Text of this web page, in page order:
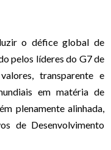
o défice global de
pelos líderes do G7 de
transparente e
em matéria de
plenamente alinhada,
de Desenvolvimento